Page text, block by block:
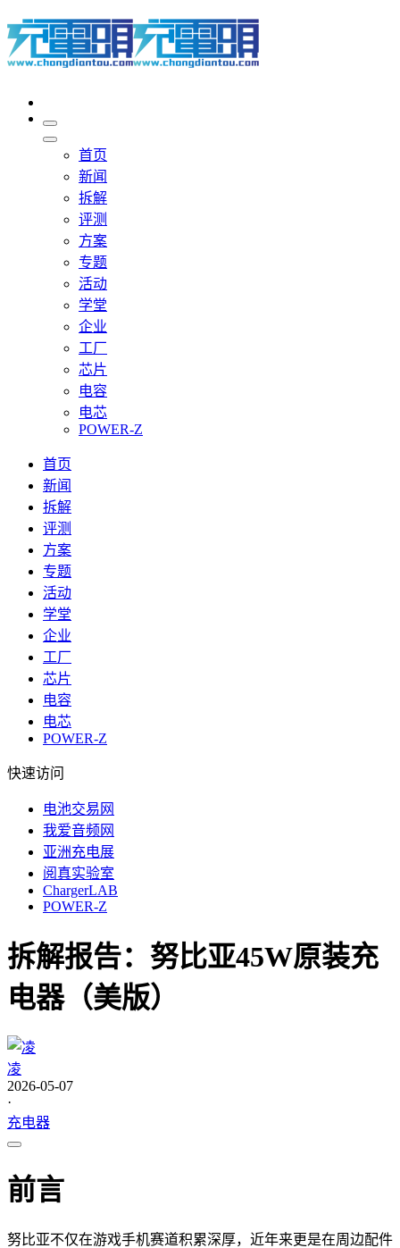
首页
新闻
拆解
评测
方案
专题
活动
学堂
企业
工厂
芯片
电容
电芯
POWER-Z
首页
新闻
拆解
评测
方案
专题
活动
学堂
企业
工厂
芯片
电容
电芯
POWER-Z
快速访问
电池交易网
我爱音频网
亚洲充电展
阅真实验室
ChargerLAB
POWER-Z
拆解报告：努比亚45W原装充
电器（美版）
凌
2026-05-07
·
充电器
前言
努比亚不仅在游戏手机赛道积累深厚，近年来更是在周边配件